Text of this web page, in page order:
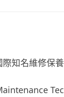
知名維修保